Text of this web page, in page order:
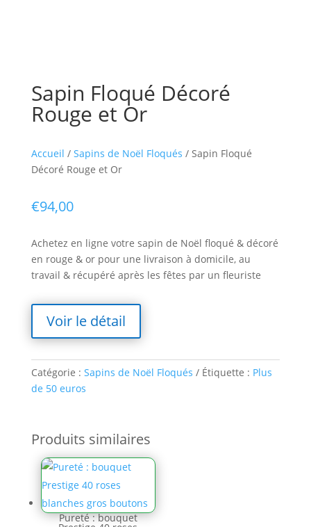
Sapin Floqué Décoré
Rouge et Or
Accueil / Sapins de Noël Floqués / Sapin Floqué
Décoré Rouge et Or
€94,00
Achetez en ligne votre sapin de Noël floqué & décoré
en rouge & or pour une livraison à domicile, au
travail & récupéré après les fêtes par un fleuriste
Voir le détail
Catégorie : Sapins de Noël Floqués Étiquette : Plus
de 50 euros
Produits similaires
Pureté : bouquet